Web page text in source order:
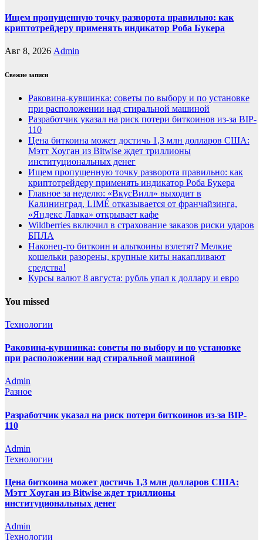
Ищем пропущенную точку разворота правильно: как
криптотрейдеру применять индикатор Роба Букера
Авг 8, 2026 Admin
Свежие записи
Раковина-кувшинка: советы по выбору и по установке
при расположении над стиральной машиной
Разработчик указал на риск потери биткоинов из-за BIP-
110
Цена биткоина может достичь 1,3 млн долларов США:
Мэтт Хоуган из Bitwise ждет триллионы
институциональных денег
Ищем пропущенную точку разворота правильно: как
криптотрейдеру применять индикатор Роба Букера
Главное за неделю: «ВкусВилл» выходит в
Калининград, LIMÉ отказывается от франчайзинга,
«Яндекс Лавка» открывает кафе
Wildberries включил в страхование заказов риски ударов
БПЛА
Наконец-то биткоин и альткоины взлетят? Мелкие
кошельки разорены, крупные киты накапливают
средства!
Курсы валют 8 августа: рубль упал к доллару и евро
You missed
Технологии
Раковина-кувшинка: советы по выбору и по установке
при расположении над стиральной машиной
Admin
Разное
Разработчик указал на риск потери биткоинов из-за BIP-
110
Admin
Технологии
Цена биткоина может достичь 1,3 млн долларов США:
Мэтт Хоуган из Bitwise ждет триллионы
институциональных денег
Admin
Технологии